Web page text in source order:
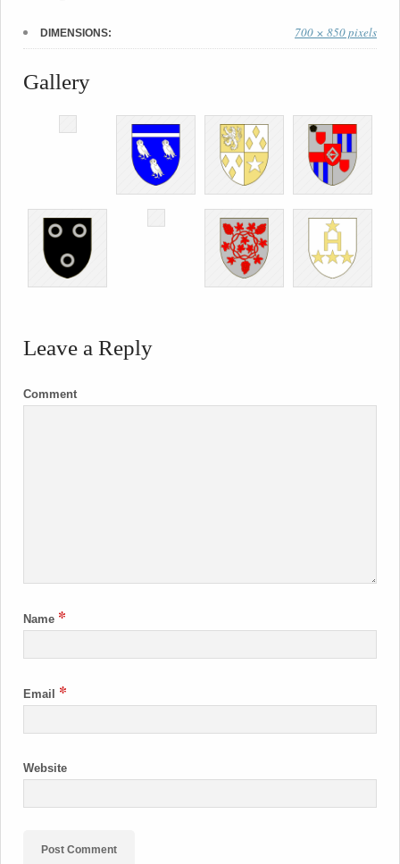
DIMENSIONS: 700 × 850 pixels
Gallery
Leave a Reply
Comment
Name *
Email *
Website